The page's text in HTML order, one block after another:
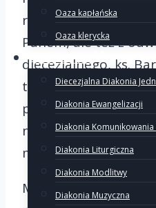
Oaza kapłańska
Oaza klerycka
Diakonie
Diecezjalna Diakonia
Diakonia Ewangelizacji
Diakonia Komunikowania
Diakonia Liturgiczna
Diakonia Modlitwy
Diakonia Muzyczna
radowaliśmy się nie
Panem, ale też z
diecezjalnego, ks.
towarzyszył nam
potem wygłosił
nasze spojrzenie na
małżeństwa i misje.
Mogliśmy również